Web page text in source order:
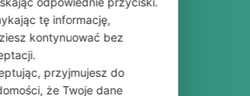
tę informację,
kontynuować bez
przyjmujesz do
że Twoje dane